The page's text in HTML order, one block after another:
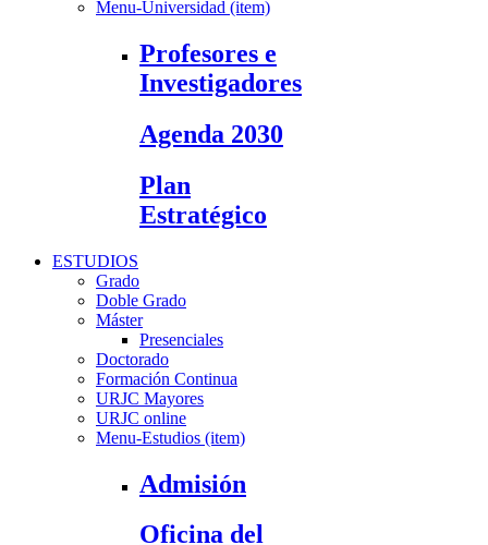
Menu-Universidad (item)
Profesores e
Investigadores
Agenda 2030
Plan
Estratégico
ESTUDIOS
Grado
Doble Grado
Máster
Presenciales
Doctorado
Formación Continua
URJC Mayores
URJC online
Menu-Estudios (item)
Admisión
Oficina del